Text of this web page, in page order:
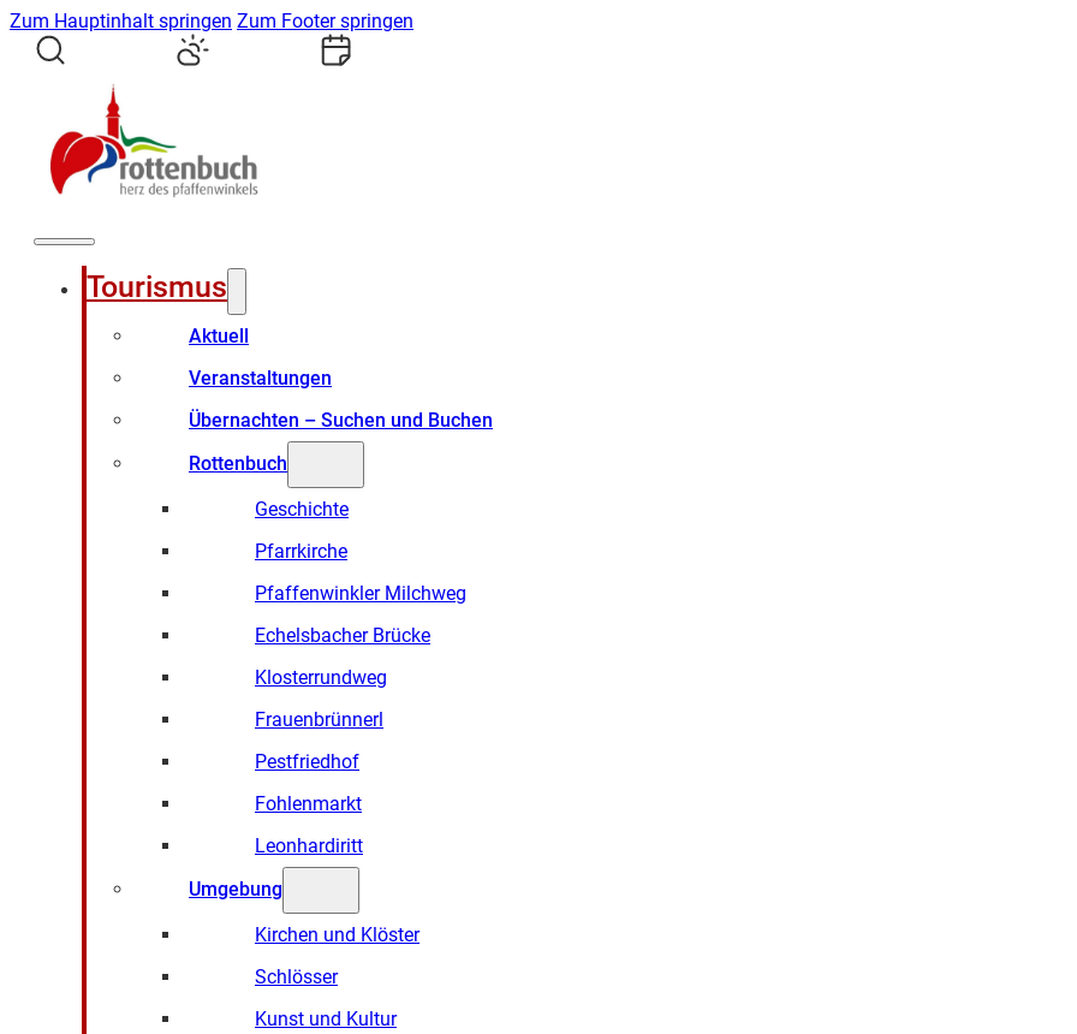
Zum Hauptinhalt springen Zum Footer springen
Tourismus
Aktuell
Veranstaltungen
Übernachten – Suchen und Buchen
Rottenbuch
Geschichte
Pfarrkirche
Pfaffenwinkler Milchweg
Echelsbacher Brücke
Klosterrundweg
Frauenbrünnerl
Pestfriedhof
Fohlenmarkt
Leonhardiritt
Umgebung
Kirchen und Klöster
Schlösser
Kunst und Kultur